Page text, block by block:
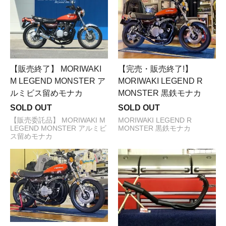
【販売終了】 MORIWAKI
M LEGEND MONSTER ア
ルミビス留めモナカ
SOLD OUT
【販売委託品】 MORIWAKI M
LEGEND MONSTER アルミビ
ス留めモナカ
【完売・販売終了!】
MORIWAKI LEGEND R
MONSTER 黒鉄モナカ
SOLD OUT
MORIWAKI LEGEND R
MONSTER 黒鉄モナカ